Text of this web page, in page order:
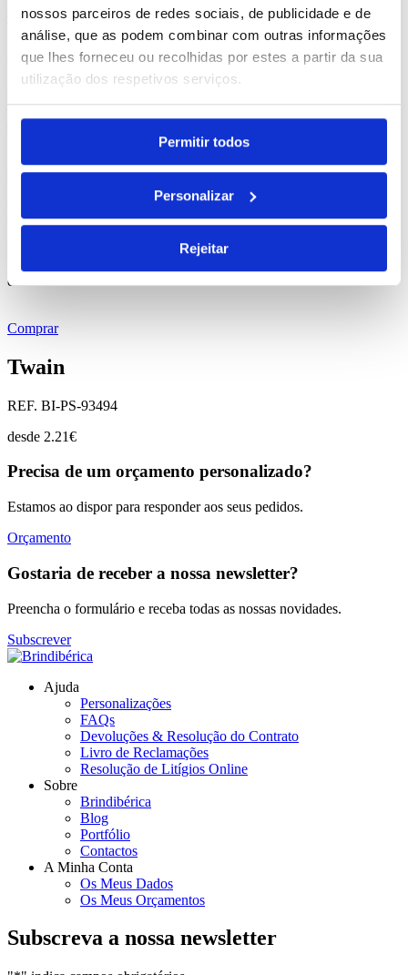
nossos parceiros de redes sociais, de publicidade e de
análise, que as podem combinar com outras informações
que lhes forneceu ou recolhidas por estes a partir da sua
utilização dos respetivos serviços.
Permitir todos
Personalizar
Rejeitar
Comprar
Austen
desde
Comprar
Paszo
desde
Comprar
Twain
REF. BI-PS-93494
desde 2.21€
Precisa de um orçamento personalizado?
Estamos ao dispor para responder aos seus pedidos.
Orçamento
Gostaria de receber a nossa newsletter?
Preencha o formulário e receba todas as nossas novidades.
Subscrever
Ajuda
Personalizações
FAQs
Devoluções & Resolução do Contrato
Livro de Reclamações
Resolução de Litígios Online
Sobre
Brindibérica
Blog
Portfólio
Contactos
A Minha Conta
Os Meus Dados
Os Meus Orçamentos
Subscreva a nossa newsletter